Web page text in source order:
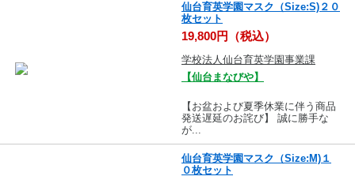
仙台育英学園マスク（Size:S)２０
枚セット
19,800円（税込）
学校法人仙台育英学園事業課
【仙台まなびや】
【お盆および夏季休業に伴う商品
発送遅延のお詫び】 誠に勝手な
が...
仙台育英学園マスク（Size:M)１
０枚セット